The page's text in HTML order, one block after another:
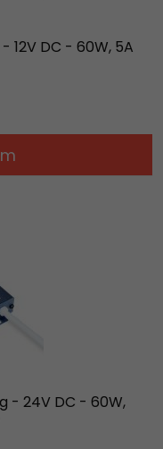
DC - 60W, 5A
- 24V DC - 60W,